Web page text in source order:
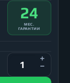
24
МЕС.
ГАРАНТИИ